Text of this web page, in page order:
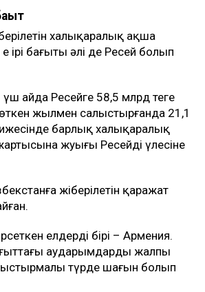
халықаралық ақша
ірі бағыты әлі де Ресей болып
айда Ресейге 58,5 млрд теңге
жылмен салыстырғанда 21,1
барлық халықаралық
жуығы Ресейдің үлесіне
жіберілетін қаражат
елдердің бірі – Армения.
аударымдардың жалпы
түрде шағын болып